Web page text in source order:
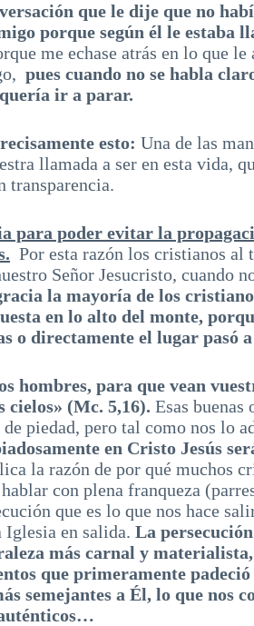
que le dije que no
porque según él le estaba
me echase atrás en lo que
pues cuando no se habla
ir a parar.
esto: Una de las
llamada a ser en esta vida,
transparencia.
para poder evitar la
Por esta razón los cristianos
Señor Jesucristo, cuando
la mayoría de los
en lo alto del monte,
o directamente el lugar pasó
hombres, para que vean
cielos» (Mc. 5,16). Esas buenas
piedad, pero tal como nos lo
en Cristo Jesús
la razón de por qué muchos
con plena franqueza
que es lo que nos hace
Iglesia en salida. La
más carnal y
que primeramente
semejantes a Él, lo que nos